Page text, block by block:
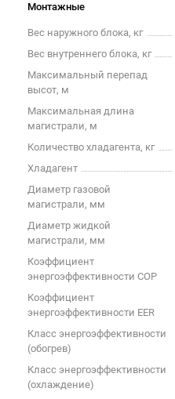
Монтажные
Вес наружного блока, кг
Вес внутреннего блока, кг
Максимальный перепад
высот, м
Максимальная длина
магистрали, м
Количество хладагента, кг
Хладагент
Диаметр газовой
магистрали, мм
Диаметр жидкой
магистрали, мм
Коэффициент
энергоэффективности COP
Коэффициент
энергоэффективности EER
Класс энергоэффективности
(обогрев)
Класс энергоэффективности
(охлаждение)